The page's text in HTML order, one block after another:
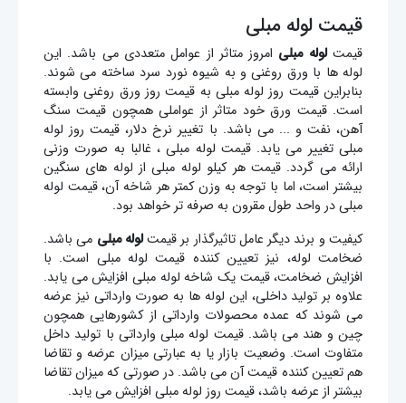
قیمت لوله مبلی
قیمتلوله مبلی امروز متاثر از عوامل متعددی می باشد. این
لوله ها با ورق روغنی و به شیوه نورد سرد ساخته می شوند.
بنابراین قیمت روز لوله مبلی به قیمت روز ورق روغنی وابسته
است. قیمت ورق خود متاثر از عواملی همچون قیمت سنگ
آهن، نفت و ... می باشد. با تغییر نرخ دلار، قیمت روز لوله
مبلی تغییر می یابد. قیمت لوله مبلی ، غالبا به صورت وزنی
ارائه می گردد. قیمت هر کیلو لوله مبلی از لوله های سنگین
بیشتر است، اما با توجه به وزن کمتر هر شاخه آن، قیمت لوله
مبلی در واحد طول مقرون به صرفه تر خواهد بود.
کیفیت و برند دیگر عامل تاثیرگذار بر قیمتلوله مبلی می باشد.
ضخامت لوله، نیز تعیین کننده قیمت لوله مبلی است. با
افزایش ضخامت، قیمت یک شاخه لوله مبلی افزایش می یابد.
علاوه بر تولید داخلی، این لوله ها به صورت وارداتی نیز عرضه
می شوند که عمده محصولات وارداتی از کشورهایی همچون
چین و هند می باشد. قیمت لوله مبلی وارداتی با تولید داخل
متفاوت است. وضعیت بازار یا به عبارتی میزان عرضه و تقاضا
هم تعیین کننده قیمت آن می باشد. در صورتی که میزان تقاضا
بیشتر از عرضه باشد، قیمت روز لوله مبلی افزایش می یابد.